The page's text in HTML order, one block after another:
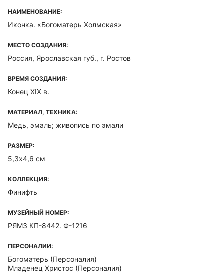
НАИМЕНОВАНИЕ:
Иконка. «Богоматерь Холмская»
МЕСТО СОЗДАНИЯ:
Россия, Ярославская губ., г. Ростов
ВРЕМЯ СОЗДАНИЯ:
Конец XIX в.
МАТЕРИАЛ, ТЕХНИКА:
Медь, эмаль; живопись по эмали
РАЗМЕР:
5,3х4,6 см
КОЛЛЕКЦИЯ:
Финифть
МУЗЕЙНЫЙ НОМЕР:
РЯМЗ КП-8442. Ф-1216
ПЕРСОНАЛИИ:
Богоматерь (Персоналия)
Младенец Христос (Персоналия)